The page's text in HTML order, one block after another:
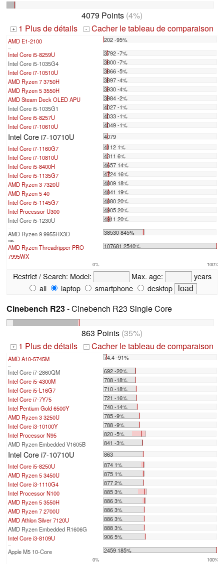
4079 Points (4%)
+ 1 Plus de détails - Cacher le tableau de comparaison
AMD E1-2100 202 -95%
...
Intel Core i5-8259U
3792 -7%
Intel Core i5-1035G4
3800 -7%
Intel Core i7-10510U
3866 -5%
AMD Ryzen 7 3750H
3897 -4%
AMD Ryzen 5 3550H
3930 -4%
AMD Steam Deck OLED APU
3984 -2%
Intel Core i5-1035G1
4027 -1%
Intel Core i5-8257U
4033 -1%
Intel Core i7-10610U
4049 -1%
Intel Core i7-10710U
4079
Intel Core i7-1160G7
4112 1%
Intel Core i7-10810U
4311 6%
Intel Core i5-8400H
4657 14%
Intel Core i5-1135G7
4724 16%
AMD Ryzen 3 7320U
4809 18%
AMD Ryzen 5 40
4841 19%
Intel Core i5-1145G7
4880 20%
Intel Processor U300
4905 20%
Intel Core i5-1230U
4911 20%
...
AMD Ryzen 9 9955HX3D 38530 845%
max:
AMD Ryzen Threadripper PRO
7995WX
107681 2540%
0% 100%
Restrict / Search: Model: Max. age:
years
all
laptop smartphone desktop
Cinebench R23- Cinebench R23 Single Core
863 Points (35%)
+ 1 Plus de détails - Cacher le tableau de comparaison
AMD A10-5745M 74.4 -91%
...
Intel Core i7-2860QM
692 -20%
Intel Core i5-4300M
708 -18%
Intel Core i5-L16G7
710 -18%
Intel Core i7-7Y75
721 -16%
Intel Pentium Gold 6500Y
740 -14%
AMD Ryzen 3 3250U
785 -9%
Intel Core i3-10100Y
788 -9%
Intel Processor N95
820 -5%
AMD Ryzen Embedded V1605B
841 -3%
Intel Core i7-10710U
863
Intel Core i5-8250U
874 1%
AMD Ryzen 5 3450U
875 1%
Intel Core i3-1110G4
877 2%
Intel Processor N100
885 3%
AMD Ryzen 5 3550H
886 3%
AMD Ryzen 7 2700U
886 3%
AMD Athlon Silver 7120U
886 3%
AMD Ryzen Embedded R1606G
888 3%
Intel Core i3-8109U
906 5%
...
Apple M5 10-Core 2459 185%
0% 100%